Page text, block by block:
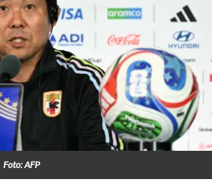
Foto: AFP